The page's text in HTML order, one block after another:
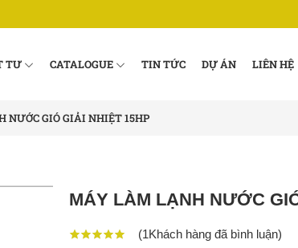
TƯ CATALOGUE TIN TỨC DỰ ÁN LIÊN HỆ
NƯỚC GIÓ GIẢI NHIỆT 15HP
MÁY LÀM LẠNH NƯỚC
(1Khách hàng đã bình luận)